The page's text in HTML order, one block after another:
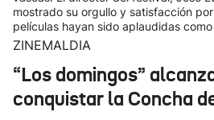
mostrado su orgullo y satisfacción
películas hayan sido aplaudidas
ZINEMALDIA
“Los domingos”
conquistar la Concha